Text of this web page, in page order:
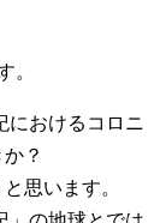
。
におけるコロニ
？
思います。